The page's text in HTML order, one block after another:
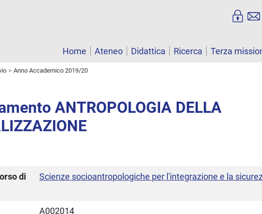
Home
Ateneo Didattica Ricerca Terza
Anno Accademico 2019/20
ANTROPOLOGIA DELLA
di
Scienze socioantropologiche per l'integrazione e la
A002014